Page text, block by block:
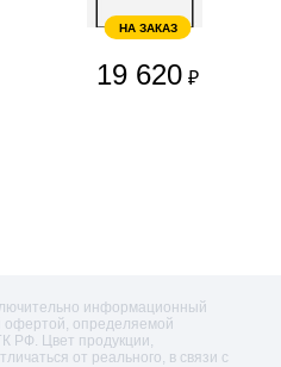
НА ЗАКАЗ
19 620 ₽
информационный
офертой, определяемой
РФ. Цвет продукции,
от реального, в связи с